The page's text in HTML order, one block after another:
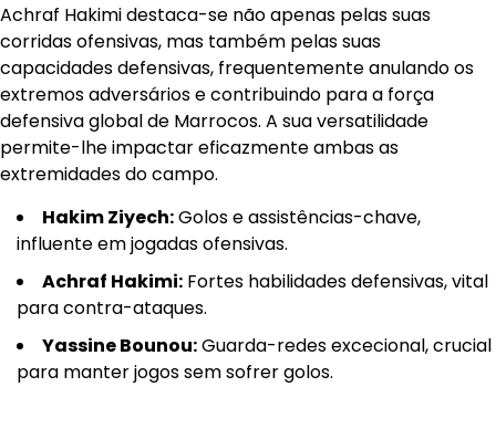
Achraf Hakimi destaca-se não apenas pelas suas
corridas ofensivas, mas também pelas suas
capacidades defensivas, frequentemente anulando os
extremos adversários e contribuindo para a força
defensiva global de Marrocos. A sua versatilidade
permite-lhe impactar eficazmente ambas as
extremidades do campo.
Hakim Ziyech:Golos e assistências-chave,
influente em jogadas ofensivas.
Achraf Hakimi: Fortes habilidades defensivas, vital
para contra-ataques.
Yassine Bounou:Guarda-redes excecional, crucial
para manter jogos sem sofrer golos.